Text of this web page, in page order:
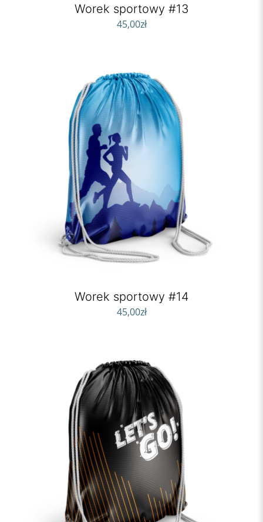
Worek sportowy #13
45,00zł
Worek sportowy #14
45,00zł